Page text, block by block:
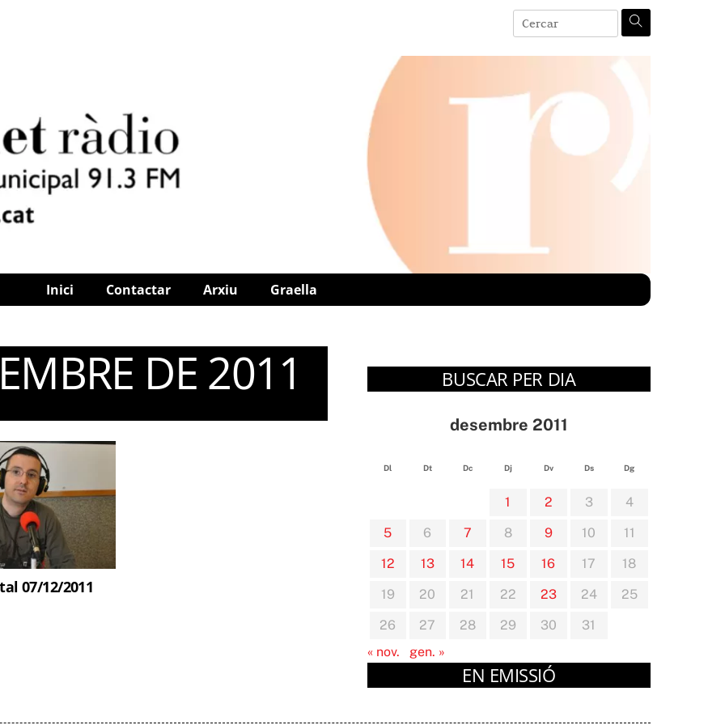
Inici Contactar Arxiu Graella
DE 2011
07/12/2011
BUSCAR PER DIA
desembre 2011
Dl Dt Dc Dj Dv Ds Dg
1 2 3
4
5
6 7 8 9 10
11
12
13 14 15 16 17
18
19
20 21 22 23 24
25
26
27 28 29 30
31
« nov.
gen. »
EN EMISSIÓ